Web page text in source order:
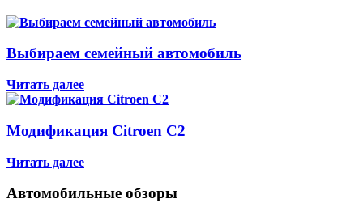
Выбираем семейный автомобиль
Читать далее
Модификация Citroen С2
Читать далее
Автомобильные обзоры